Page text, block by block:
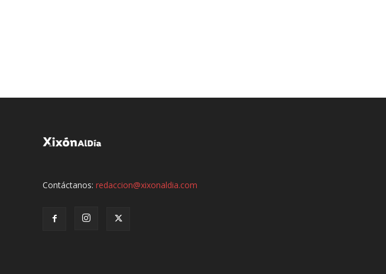
Contáctanos: redaccion@xixonaldia.com